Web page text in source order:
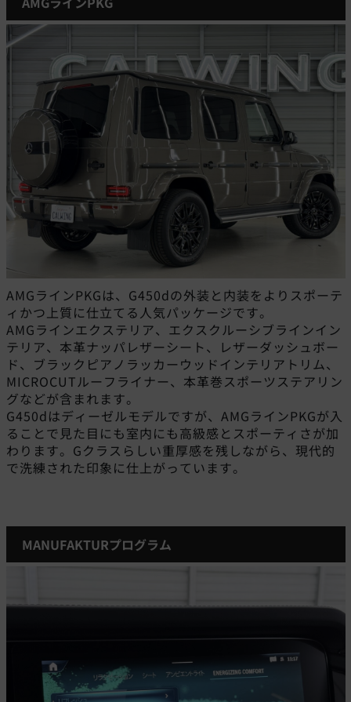
AMGラインPKGは、G450dの外装と内装をよりスポーテ
ィかつ上質に仕立てる人気パッケージです。
AMGラインエクステリア、エクスクルーシブラインイン
テリア、本革ナッパレザーシート、レザーダッシュボー
ド、ブラックピアノラッカーウッドインテリアトリム、
MICROCUTルーフライナー、本革巻スポーツステアリン
グなどが含まれます。
G450dはディーゼルモデルですが、AMGラインPKGが入
ることで見た目にも室内にも高級感とスポーティさが加
わります。Gクラスらしい重厚感を残しながら、現代的
で洗練された印象に仕上がっています。
MANUFAKTURプログラム